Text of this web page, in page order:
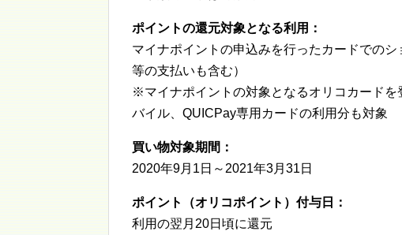
ポイントの還元対象となる利用：
マイナポイントの申込みを行ったカードでの
等の支払いも含む）
※マイナポイントの対象となるオリコカード
バイル、QUICPay専用カードの利用分も対象
買い物対象期間：
2020年9月1日～2021年3月31日
ポイント（オリコポイント）付与日：
利用の翌月20日頃に還元